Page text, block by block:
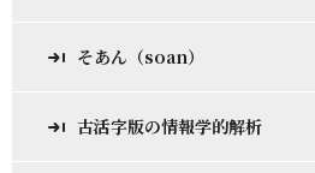
そあん（soan）
古活字版の情報学的解析